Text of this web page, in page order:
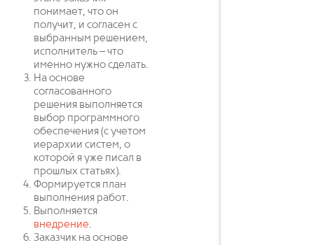
понимает, что он
получит, и согласен с
выбранным решением,
исполнитель – что
именно нужно сделать.
На основе
согласованного
решения выполняется
выбор программного
обеспечения (с учетом
иерархии систем, о
которой я уже писал в
прошлых статьях).
Формируется план
выполнения работ.
Выполняется
внедрение.
Заказчик на основе